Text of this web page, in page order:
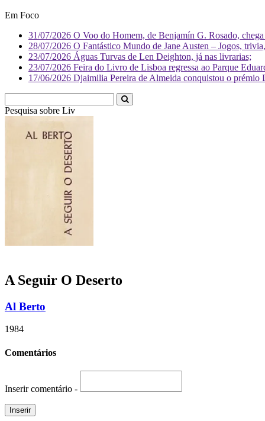
Em Foco
31/07/2026 O Voo do Homem, de Benjamín G. Rosado,
28/07/2026 O Fantástico Mundo de Jane Austen – Jogos,
23/07/2026 Águas Turvas de Len Deighton, já nas livrarias;
23/07/2026 Feira do Livro de Lisboa regressa ao Parque
17/06/2026 Djaimilia Pereira de Almeida conquistou o
Pesquisa sobre Literatura
A Seguir O Deserto
Al Berto
1984
Comentários
Inserir comentário -